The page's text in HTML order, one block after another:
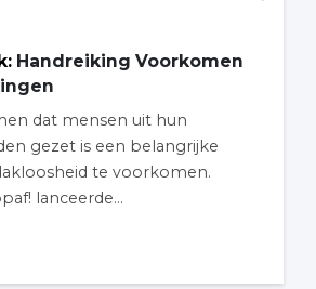
: Handreiking Voorkomen
dat mensen uit hun
gezet is een belangrijke
te voorkomen.
lanceerde...